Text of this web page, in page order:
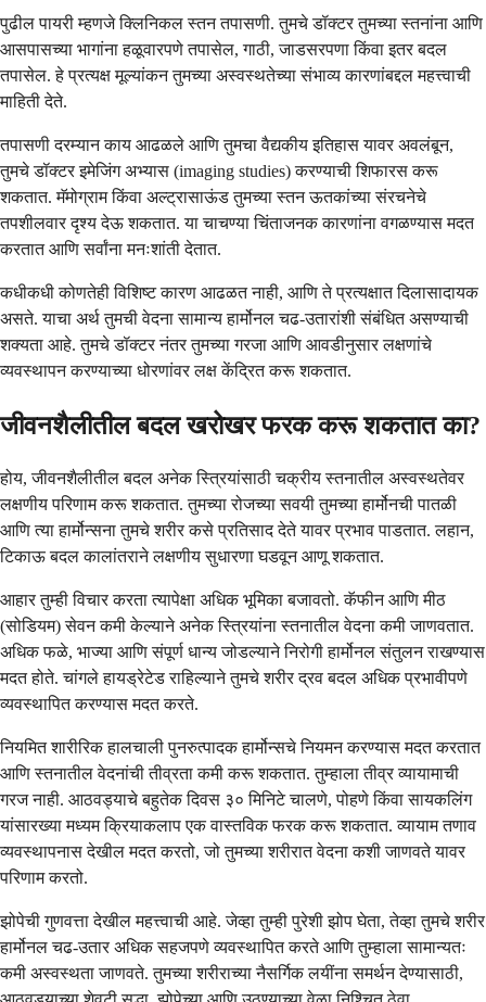
पुढील पायरी म्हणजे क्लिनिकल स्तन तपासणी. तुमचे डॉक्टर तुमच्या स्तनांना आणि
आसपासच्या भागांना हळूवारपणे तपासेल, गाठी, जाडसरपणा किंवा इतर बदल
तपासेल. हे प्रत्यक्ष मूल्यांकन तुमच्या अस्वस्थतेच्या संभाव्य कारणांबद्दल महत्त्वाची
माहिती देते.
तपासणी दरम्यान काय आढळले आणि तुमचा वैद्यकीय इतिहास यावर अवलंबून,
तुमचे डॉक्टर इमेजिंग अभ्यास (imaging studies) करण्याची शिफारस करू
शकतात. मॅमोग्राम किंवा अल्ट्रासाऊंड तुमच्या स्तन ऊतकांच्या संरचनेचे
तपशीलवार दृश्य देऊ शकतात. या चाचण्या चिंताजनक कारणांना वगळण्यास मदत
करतात आणि सर्वांना मनःशांती देतात.
कधीकधी कोणतेही विशिष्ट कारण आढळत नाही, आणि ते प्रत्यक्षात दिलासादायक
असते. याचा अर्थ तुमची वेदना सामान्य हार्मोनल चढ-उतारांशी संबंधित असण्याची
शक्यता आहे. तुमचे डॉक्टर नंतर तुमच्या गरजा आणि आवडीनुसार लक्षणांचे
व्यवस्थापन करण्याच्या धोरणांवर लक्ष केंद्रित करू शकतात.
जीवनशैलीतील बदल खरोखर फरक करू शकतात का?
होय, जीवनशैलीतील बदल अनेक स्त्रियांसाठी चक्रीय स्तनातील अस्वस्थतेवर
लक्षणीय परिणाम करू शकतात. तुमच्या रोजच्या सवयी तुमच्या हार्मोनची पातळी
आणि त्या हार्मोन्सना तुमचे शरीर कसे प्रतिसाद देते यावर प्रभाव पाडतात. लहान,
टिकाऊ बदल कालांतराने लक्षणीय सुधारणा घडवून आणू शकतात.
आहार तुम्ही विचार करता त्यापेक्षा अधिक भूमिका बजावतो. कॅफीन आणि मीठ
(सोडियम) सेवन कमी केल्याने अनेक स्त्रियांना स्तनातील वेदना कमी जाणवतात.
अधिक फळे, भाज्या आणि संपूर्ण धान्य जोडल्याने निरोगी हार्मोनल संतुलन राखण्यास
मदत होते. चांगले हायड्रेटेड राहिल्याने तुमचे शरीर द्रव बदल अधिक प्रभावीपणे
व्यवस्थापित करण्यास मदत करते.
नियमित शारीरिक हालचाली पुनरुत्पादक हार्मोन्सचे नियमन करण्यास मदत करतात
आणि स्तनातील वेदनांची तीव्रता कमी करू शकतात. तुम्हाला तीव्र व्यायामाची
गरज नाही. आठवड्याचे बहुतेक दिवस ३० मिनिटे चालणे, पोहणे किंवा सायकलिंग
यांसारख्या मध्यम क्रियाकलाप एक वास्तविक फरक करू शकतात. व्यायाम तणाव
व्यवस्थापनास देखील मदत करतो, जो तुमच्या शरीरात वेदना कशी जाणवते यावर
परिणाम करतो.
झोपेची गुणवत्ता देखील महत्त्वाची आहे. जेव्हा तुम्ही पुरेशी झोप घेता, तेव्हा तुमचे शरीर
हार्मोनल चढ-उतार अधिक सहजपणे व्यवस्थापित करते आणि तुम्हाला सामान्यतः
कमी अस्वस्थता जाणवते. तुमच्या शरीराच्या नैसर्गिक लयींना समर्थन देण्यासाठी,